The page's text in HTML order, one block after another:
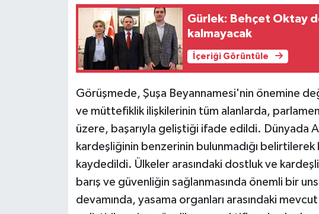
Gürlek: Behçet Oktay
kalmayacak
İçeriği Görüntüle
Görüşmede, Şuşa Beyannamesi'nin önemine
ve müttefiklik ilişkilerinin tüm alanlarda,
üzere, başarıyla geliştiği ifade edildi. Dünyada
kardeşliğinin benzerinin bulunmadığı
kaydedildi. Ülkeler arasındaki dostluk ve
barış ve güvenliğin sağlanmasında önemli bir
devamında, yasama organları arasındaki